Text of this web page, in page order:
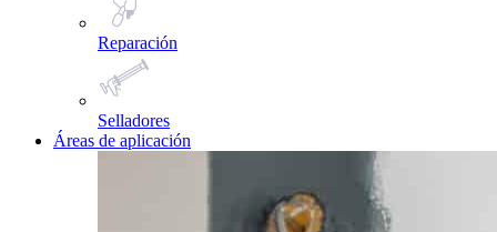
Reparación
Selladores
Áreas de aplicación